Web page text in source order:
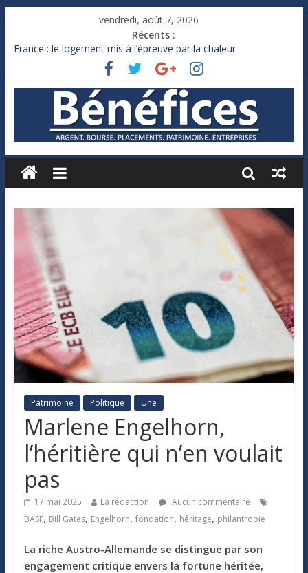
vendredi, août 7, 2026
Récents :
France : le logement mis à l’épreuve par la chaleur
Des milliards de dollars de droits de douane déjà remboursés
Royaume-Uni : Andy Burnham recule sur l’impôt
Xavier Niel, le milliardaire qui ne touche presque rien
Ruée des fortunes russes vers l’étranger
Patrimoine Politique Une
Marlene Engelhorn,
l’héritière qui n’en voulait
pas
17 mai 2025 La rédaction
Aucun commentaire
BASF, Bill Gates, Engelhorn, fondation, héritage, philantropie
La riche Austro-Allemande se distingue par son
engagement critique envers la fortune héritée,